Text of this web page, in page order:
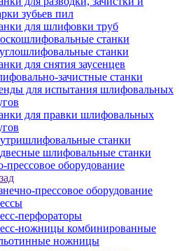
зубьев пил
для шлифовки труб
станки
станки
для снятия заусенцев
зачистные станки
для испытания шлифовальных
для правки шлифовальных
станки
шлифовальные станки
прессовое оборудование
прессовое оборудование
перфораторы
ножницы комбинированные
ножницы